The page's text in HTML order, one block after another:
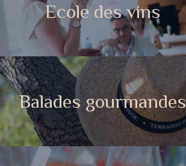
Ecole des vins
Balades gourmandes